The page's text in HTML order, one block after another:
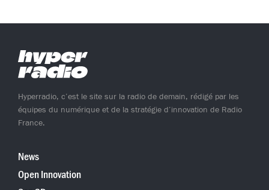
Hyperradio, c’est le site sur la radio de demain, rédigé par les
équipes du numérique et de la stratégie d’innovation de Radio
France.
News
Open Innovation